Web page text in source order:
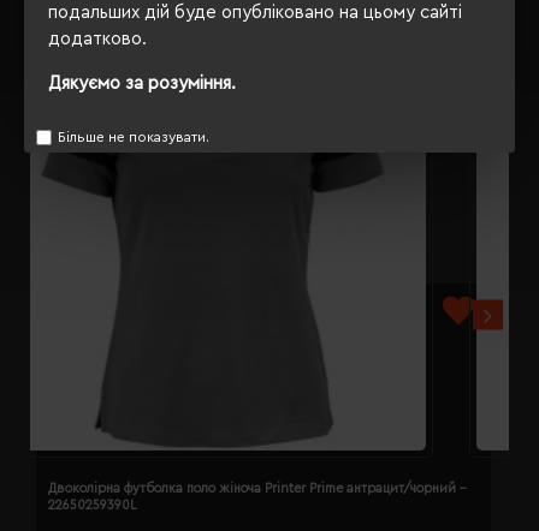
подальших дій буде опубліковано на цьому сайті
додатково.
Дякуємо за розуміння.
Більше не показувати.
Двоколірна футболка поло жіноча Printer Prime антрацит/чорний -
22650259390L